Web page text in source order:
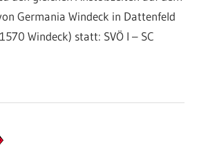
Germania Windeck in Dattenfeld
Windeck) statt: SVÖ I – SC